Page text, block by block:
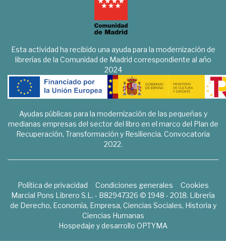
Esta actividad ha recibido una ayuda para la modernización de
librerías de la Comunidad de Madrid correspondiente al año
2024
Ayudas públicas para la modernización de las pequeñas y
medianas empresas del sector del libro en el marco del Plan de
Recuperación, Transformación y Resiliencia. Convocatoria
2022.
Política de privacidad Condiciones generales
Cookies
Marcial Pons Librero S.L. - B82947326 © 1948 - 2018. Librería
de Derecho, Economía, Empresa, Ciencias Sociales, Historia y
Ciencias Humanas
Hospedaje y desarrollo OPTYMA